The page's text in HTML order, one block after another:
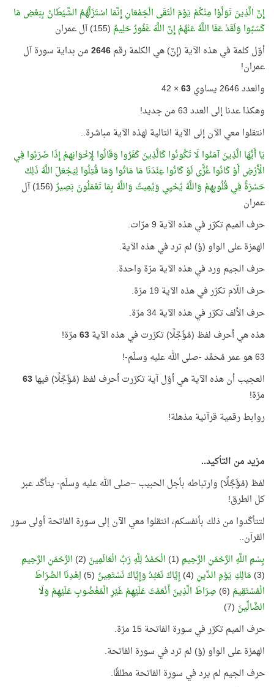
إِنَّ الَّذِينَ تَوَلَّوْا مِنْكُمْ يَوْمَ الْتَقَى الْجَمْعَانِ إِنَّمَا اسْتَزَلَّهُمُ الشَّيْطَانُ بِبَعْضِ مَا
كَسَبُوا وَلَقَدْ عَفَا اللَّهُ عَنْهُمْ إِنَّ اللَّهَ غَفُورٌ حَلِيمٌ (155) آل عمران
أوّل كلمة في هذه الآية (إِنَّ) هي الكلمة رقم2646من بداية سورة آل
عمران!
والعدد 2646 يساوي
63
× 42
وهكذا عدنا إلى العدد 63 من جديد!
انتقلوا معي الآن إلى الآية التالية لهذه الآية مباشرة..
يَا أَيُّهَا الَّذِينَ آمَنُوا لَا تَكُونُوا كَالَّذِينَ كَفَرُوا وَقَالُوا لِإِخْوَانِهِمْ إِذَا ضَرَبُوا فِي
الْأَرْضِ أَوْ كَانُوا غُزًّى لَوْ كَانُوا عِنْدَنَا مَا مَاتُوا وَمَا قُتِلُوا لِيَجْعَلَ اللَّهُ ذَلِكَ
حَسْرَةً فِي قُلُوبِهِمْ وَاللَّهُ يُحْيِي وَيُمِيتُ وَاللَّهُ بِمَا تَعْمَلُونَ بَصِيرٌ
(156) آل
عمران
حرف الميم تكرّر في هذه الآية 9 مرّات.
الهمزة على الواو (ؤ) لم ترد في هذه الآية.
حرف الجيم ورد في هذه الآية مرّة واحدة.
حرف اللّام تكرّر في هذه الآية 19 مرّة.
حرف الألف تكرّر في هذه الآية 34 مرّة.
هذه هي أحرف لفظ (مُؤَجَّلًا) تكرّرت في هذه الآية63مرّة!
63 هو عمر مُحمَّد -صلى الله عليه وسلّم-!
العجيب أن هذه الآية هي أوّل آية تكرّرت أحرف لفظ (مُؤَجَّلًا) فيها63
مرّة!
روابط رقمية قرآنية مذهلة!
مزيد من التأكيد..
لفظ (مُؤَجَّلًا) وارتباطه بأجل الحبيب –صلى الله عليه وسلّم- يتأكّد عبر
كل الطرق!
لتتأكّدوا من ذلك بأنفسكم، انتقلوا معي الآن إلى سورة الفاتحة أولى سور
القرآن..
بِسْمِ اللَّهِ الرَّحْمَنِ الرَّحِيمِ (1) الْحَمْدُ لِلَّهِ رَبِّ الْعَالَمِينَ (2)
الرَّحْمَنِ الرَّحِيمِ
(3)
مَالِكِ يَوْمِ الدِّينِ (4) إِيَّاكَ نَعْبُدُ وَإِيَّاكَ نَسْتَعِينُ (5)
اِهْدِنَا الصِّرَاطَ
الْمُسْتَقِيمَ (6)
صِرَاطَ الَّذِينَ أَنْعَمْتَ عَلَيْهِمْ غَيْرِ الْمَغْضُوبِ عَلَيْهِمْ وَلَا
الضَّالِّينَ (7)
حرف الميم تكرّر في سورة الفاتحة 15 مرّة.
الهمزة على الواو (ؤ) لم ترد في سورة الفاتحة.
حرف الجيم لم يرد في سورة الفاتحة مطلقًا.